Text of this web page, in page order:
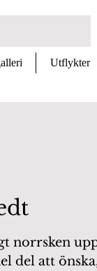
Utflykter
norrsken
del att